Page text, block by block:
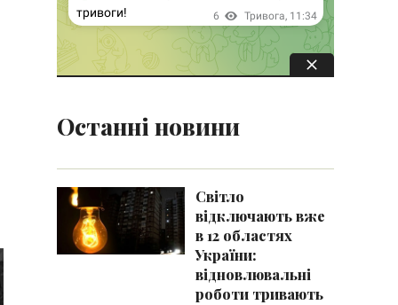
Останні новини
Світло
відключають вже
в 12 областях
України:
відновлювальні
роботи тривають